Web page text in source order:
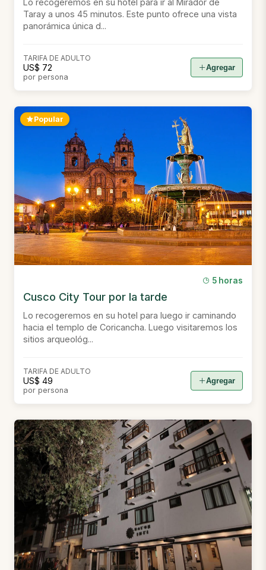
Lo recogeremos en su hotel para ir al Mirador de
Taray a unos 45 minutos. Este punto ofrece una vista
panorámica única d...
TARIFA DE ADULTO
US$ 72
por persona
Agregar
Popular
5 horas
Cusco City Tour por la tarde
Lo recogeremos en su hotel para luego ir caminando
hacia el templo de Coricancha. Luego visitaremos los
sitios arqueológ...
TARIFA DE ADULTO
US$ 49
por persona
Agregar